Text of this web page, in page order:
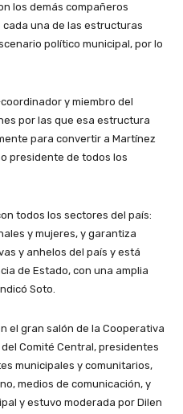
los demás compañeros
una de las estructuras
político municipal, por lo
y miembro del
por las que esa estructura
para convertir a Martínez
presidente de todos los
todos los sectores del país:
y mujeres, y garantiza
y anhelos del país y está
de Estado, con una amplia
Soto.
el gran salón de la Cooperativa
Comité Central, presidentes
municipales y comunitarios,
medios de comunicación, y
y estuvo moderada por Dilen